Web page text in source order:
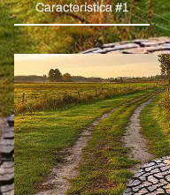
Característica #1